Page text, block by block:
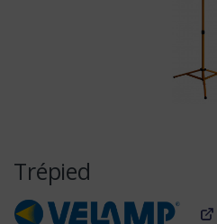
Trépied